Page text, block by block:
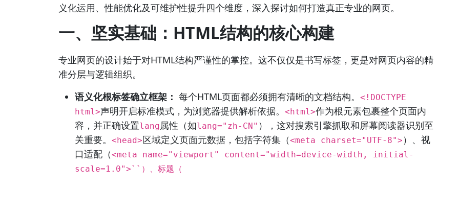
义化运用、性能优化及可维护性提升四个维度，深入探讨如何打造真正专业的网页。
一、坚实基础：HTML结构的核心构建
专业网页的设计始于对HTML结构严谨性的掌控。这不仅仅是书写标签，更是对网页内容的精
准分层与逻辑组织。
语义化根标签确立框架： 每个HTML页面都必须拥有清晰的文档结构。
<!DOCTYPE
html>声明开启标准模式，为浏览器提供解析依据。 <html>作为根元素包裹整个页面内
容，并正确设置lang属性（如lang="zh-CN" ），这对搜索引擎抓取和屏幕阅读器识别至
关重要。
<head>区域定义页面元数据，包括字符集（<meta charset="UTF-8"> ）、视
口适配（<meta name="viewport" content="width=device-width, initial-
scale=1.0">``）、标题（